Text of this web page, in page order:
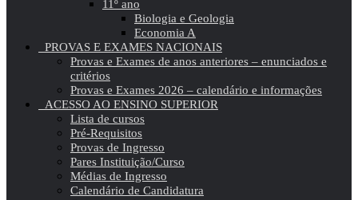
11º ano
Biologia e Geologia
Economia A
PROVAS E EXAMES NACIONAIS
Provas e Exames de anos anteriores – enunciados e
critérios
Provas e Exames 2026 – calendário e informações
ACESSO AO ENSINO SUPERIOR
Lista de cursos
Pré-Requisitos
Provas de Ingresso
Pares Instituição/Curso
Médias de Ingresso
Calendário de Candidatura